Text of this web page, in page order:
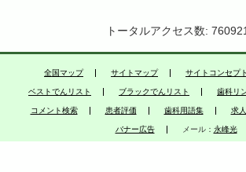
トータルアクセス数:
全国マップ サイトマップ サイトコンセプト
ベストでんリスト ブラックでんリスト 歯科リ
コメント検索 患者評価 歯科用語集 求
バナー広告 メール： 永峰光